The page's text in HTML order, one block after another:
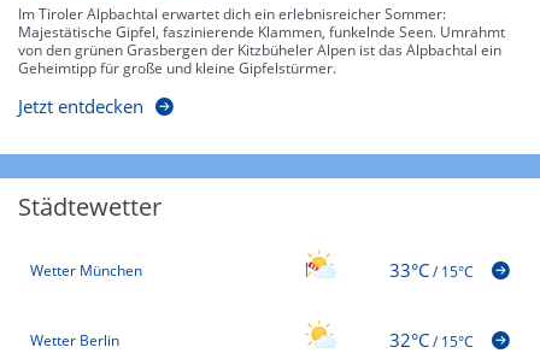
Im Tiroler Alpbachtal erwartet dich ein erlebnisreicher Sommer:
Majestätische Gipfel, faszinierende Klammen, funkelnde Seen. Umrahmt
von den grünen Grasbergen der Kitzbüheler Alpen ist das Alpbachtal ein
Geheimtipp für große und kleine Gipfelstürmer.
Jetzt entdecken
Städtewetter
Wetter München 33°C/15°C
Wetter Berlin 32°C/15°C